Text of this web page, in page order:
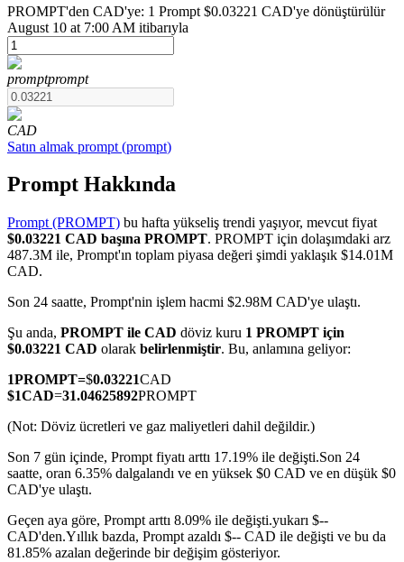
USDT Vadeli İşlemleri
COIN-M Vadeli İşlemleri
Kripto Para Vadeli İşlemleri
TradFi
Hisse senetleri, döviz, değerli metaller ve emtia türevleri
USDC Vadeli İşlemleri
PROMPT'den CAD'ye: 1 Prompt $0.03221 CAD'ye dönüştürülür
August 10 at 7:00 AM itibarıyla
promptprompt
CAD
Satın almak prompt (prompt)
Prompt Hakkında
Prompt (PROMPT) bu hafta yükseliş trendi yaşıyor, mevcut fiyat
$0.03221 CAD başına PROMPT. PROMPT için dolaşımdaki arz
487.3M ile, Prompt'ın toplam piyasa değeri şimdi yaklaşık $14.01M
CAD.
Son 24 saatte, Prompt'nin işlem hacmi $2.98M CAD'ye ulaştı.
Şu anda, PROMPT ile CAD döviz kuru 1 PROMPT için
$0.03221 CAD olarak belirlenmiştir. Bu, anlamına geliyor:
1PROMPT=$0.03221CAD
$1CAD=31.04625892PROMPT
(Not: Döviz ücretleri ve gaz maliyetleri dahil değildir.)
Son 7 gün içinde, Prompt fiyatı arttı 17.19% ile değişti.Son 24
saatte, oran 6.35% dalgalandı ve en yüksek $0 CAD ve en düşük $0
CAD'ye ulaştı.
Geçen aya göre, Prompt arttı 8.09% ile değişti.yukarı $--
CAD'den.Yıllık bazda, Prompt azaldı $-- CAD ile değişti ve bu da
81.85% azalan değerinde bir değişim gösteriyor.